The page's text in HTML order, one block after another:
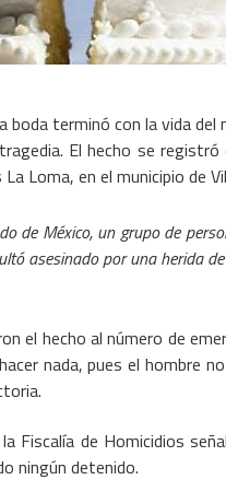
boda terminó con la vida
El hecho se
Loma, en el municipio de
de México, un grupo de
asesinado por una herida
el hecho al número de
nada, pues el hombre
Fiscalía de Homicidios
ningún detenido.